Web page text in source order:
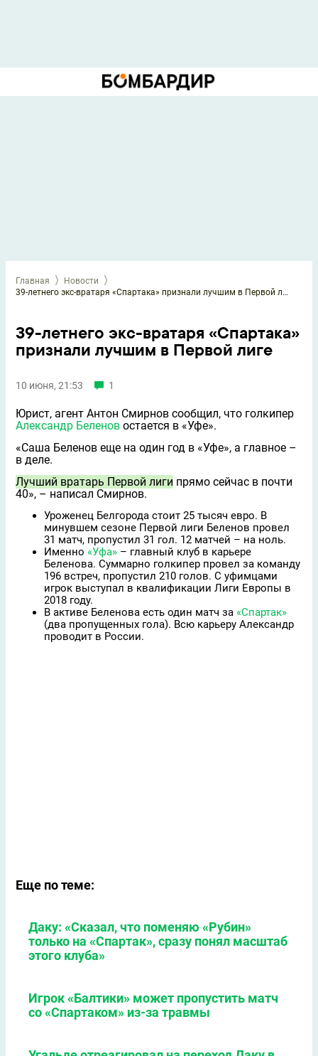
Главная
Новости
39-летнего экс-вратаря «Спартака» признали лучшим в Первой лиге
39-летнего экс-вратаря «Спартака»
признали лучшим в Первой лиге
10 июня, 21:53 1
Юрист, агент Антон Смирнов сообщил, что голкипер
Александр Беленов остается в «Уфе».
«Саша Беленов ещe на один год в «Уфе», а главное –
в деле.
Лучший вратарь Первой лиги прямо сейчас в почти
40», – написал Смирнов.
Уроженец Белгорода стоит 25 тысяч евро. В
минувшем сезоне Первой лиги Беленов провел
31 матч, пропустил 31 гол. 12 матчей – на ноль.
Именно «Уфа» – главный клуб в карьере
Беленова. Суммарно голкипер провел за команду
196 встреч, пропустил 210 голов. С уфимцами
игрок выступал в квалификации Лиги Европы в
2018 году.
В активе Беленова есть один матч за «Спартак»
(два пропущенных гола). Всю карьеру Александр
проводит в России.
Еще по теме:
Даку: «Сказал, что поменяю «Рубин»
только на «Спартак», сразу понял масштаб
этого клуба»
Игрок «Балтики» может пропустить матч
со «Спартаком» из-за травмы